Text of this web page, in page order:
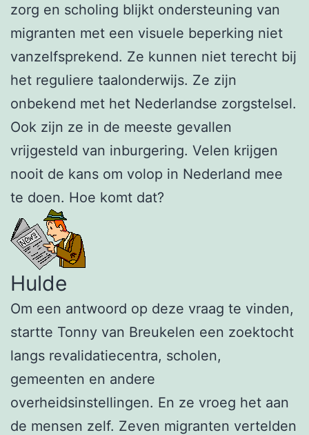
zorg en scholing blijkt ondersteuning van
migranten met een visuele beperking niet
vanzelfsprekend. Ze kunnen niet terecht bij
het reguliere taalonderwijs. Ze zijn
onbekend met het Nederlandse zorgstelsel.
Ook zijn ze in de meeste gevallen
vrijgesteld van inburgering. Velen krijgen
nooit de kans om volop in Nederland mee
te doen. Hoe komt dat?
Hulde
Om een antwoord op deze vraag te vinden,
startte Tonny van Breukelen een zoektocht
langs revalidatiecentra, scholen,
gemeenten en andere
overheidsinstellingen. En ze vroeg het aan
de mensen zelf. Zeven migranten vertelden